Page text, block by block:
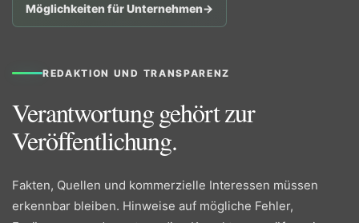
Möglichkeiten für Unternehmen→
REDAKTION UND TRANSPARENZ
Verantwortung gehört zur
Veröffentlichung.
Fakten, Quellen und kommerzielle Interessen müssen
erkennbar bleiben. Hinweise auf mögliche Fehler,